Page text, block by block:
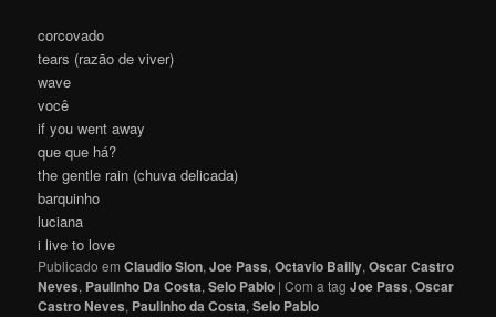
corcovado
tears (razão de viver)
wave
você
if you went away
que que há?
the gentle rain (chuva delicada)
barquinho
luciana
i live to love
Publicado em Claudio Slon,Joe Pass,Octavio Bailly,Oscar Castro
Neves, Paulinho Da Costa,Selo Pablo |Com a tagJoe Pass,Oscar
Castro Neves, Paulinho da Costa,Selo Pablo